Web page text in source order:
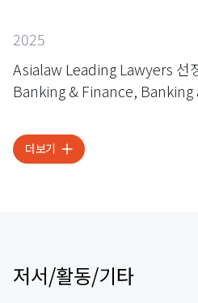
2025
Asialaw Leading Lawyers
Banking & Finance,
더보기
저서/활동/기타